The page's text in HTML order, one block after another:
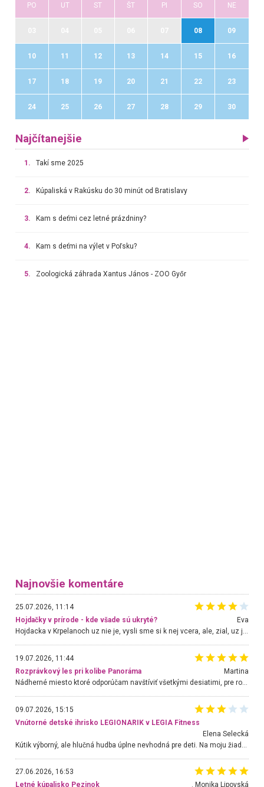
PO UT ST ŠT PI SO NE
08 09
10 11 12 13 14 15 16
17 18 19 20 21 22 23
24 25 26 27 28 29 30
Najčítanejšie
1. Takí sme 2025
2. Kúpaliská v Rakúsku do 30 minút od Bratislavy
3. Kam s deťmi cez letné prázdniny?
4. Kam s deťmi na výlet v Poľsku?
5. Zoologická záhrada Xantus János - ZOO Győr
Najnovšie komentáre
25.07.2026, 11:14
Hojdačky v prírode - kde všade sú ukryté?
Eva
Hojdacka v Krpelanoch uz nie je, vysli sme si k nej vcera, ale, zial, uz je znicena. Ak sem planujete cestu len kvoli hojdacke, mozete si ju usetrit. Krasny vyhlad je tu vsak aj bez hojdacky :-)
19.07.2026, 11:44
Rozprávkový les pri kolibe Panoráma
Martina
Nádherné miesto ktoré odporúčam navštíviť všetkými desiatimi, pre rodiny s deťmi, dôchodcom... Proste a jednoducho ozaj rozprávkový les.. určite ešte prídeme. Odniesli sme si na pamiatku krásne tričká,
09.07.2026, 15:15
Vnútorné detské ihrisko LEGIONARIK v LEGIA Fitness
Elena Selecká
27.06.2026, 16:53
Letné kúpalisko Pezinok
. Monika Lipovská